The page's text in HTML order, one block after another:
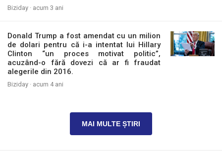
Biziday · acum 3 ani
Donald Trump a fost amendat cu un milion
de dolari pentru că i-a intentat lui Hillary
Clinton “un proces motivat politic”,
acuzând-o fără dovezi că ar fi fraudat
alegerile din 2016.
Biziday · acum 4 ani
MAI MULTE ȘTIRI